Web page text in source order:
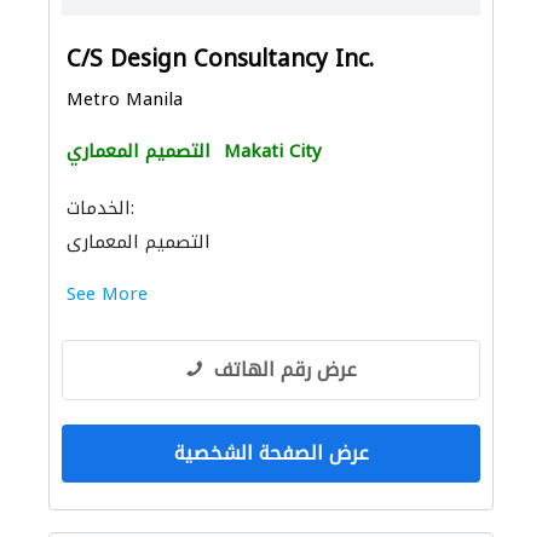
C/S Design Consultancy Inc.
Metro Manila
التصميم المعماري Makati City
الخدمات:
التصميم المعماري
See More
عرض رقم الهاتف
عرض الصفحة الشخصية